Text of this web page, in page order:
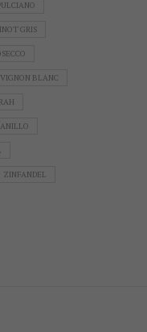
GRIS
BLANC
ZINFANDEL